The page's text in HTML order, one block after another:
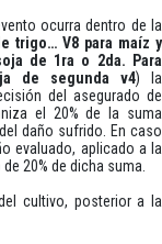
ocurra dentro de la
trigo… V8 para maíz y
de 1ra o 2da. Para
de segunda v4) la
del asegurado de
el 20% de la suma
daño sufrido. En caso
evaluado, aplicado a la
20% de dicha suma.
cultivo, posterior a la